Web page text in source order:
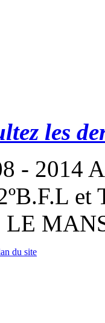
les
- 2014
LE
du site